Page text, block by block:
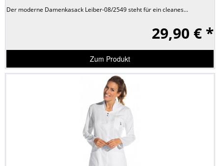
Der moderne Damenkasack Leiber-08/2549 steht für ein cleanes...
29,90 € *
Zum Produkt